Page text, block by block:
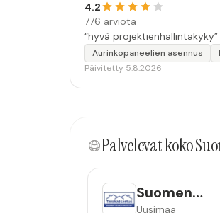
4.2
776 arviota
“hyvä projektienhallintakyky”
Aurinkopaneelien asennus
Päivitetty 5.8.2026
Palvelevat koko
Suomen
Uusimaa